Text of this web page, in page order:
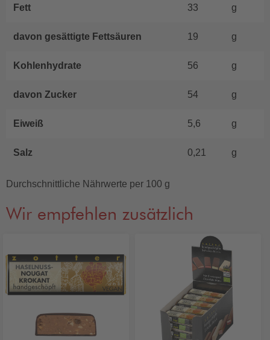
Fett 33 g
davon gesättigte Fettsäuren 19 g
Kohlenhydrate 56 g
davon Zucker 54 g
Eiweiß 5,6 g
Salz 0,21 g
Durchschnittliche Nährwerte per 100 g
Wir empfehlen zusätzlich